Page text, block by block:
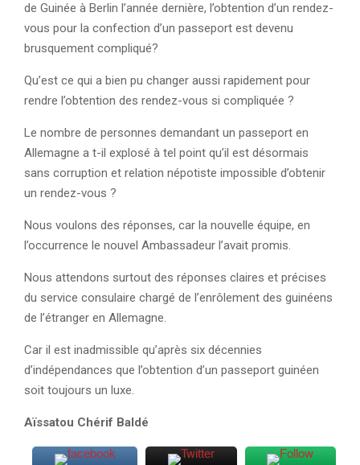
de Guinée à Berlin l’année dernière, l’obtention d’un rendez-
vous pour la confection d’un passeport est devenu
brusquement compliqué?
Qu’est ce qui a bien pu changer aussi rapidement pour
rendre l’obtention des rendez-vous si compliquée ?
Le nombre de personnes demandant un passeport en
Allemagne a t-il explosé à tel point qu’il est désormais
sans corruption et relation népotiste impossible d’obtenir
un rendez-vous ?
Nous voulons des réponses, car la nouvelle équipe, en
l’occurrence le nouvel Ambassadeur l’avait promis.
Nous attendons surtout des réponses claires et précises
du service consulaire chargé de l’enrôlement des guinéens
de l’étranger en Allemagne.
Car il est inadmissible qu’après six décennies
d’indépendances que l’obtention d’un passeport guinéen
soit toujours un luxe.
Aïssatou Chérif Baldé